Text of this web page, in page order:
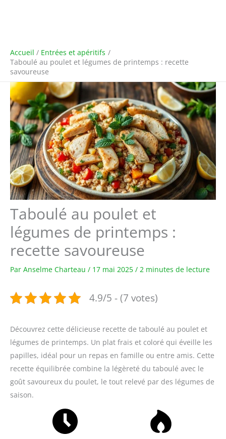
Accueil
Entrées et apéritifs
Taboulé au poulet et légumes de printemps : recette
savoureuse
Taboulé au poulet et
légumes de printemps :
recette savoureuse
Par Anselme Charteau / 17 mai 2025 / 2 minutes de lecture
4.9/5 - (7 votes)
Découvrez cette délicieuse recette de taboulé au poulet et
légumes de printemps. Un plat frais et coloré qui éveille les
papilles, idéal pour un repas en famille ou entre amis. Cette
recette équilibrée combine la légèreté du taboulé avec le
goût savoureux du poulet, le tout relevé par des légumes de
saison.